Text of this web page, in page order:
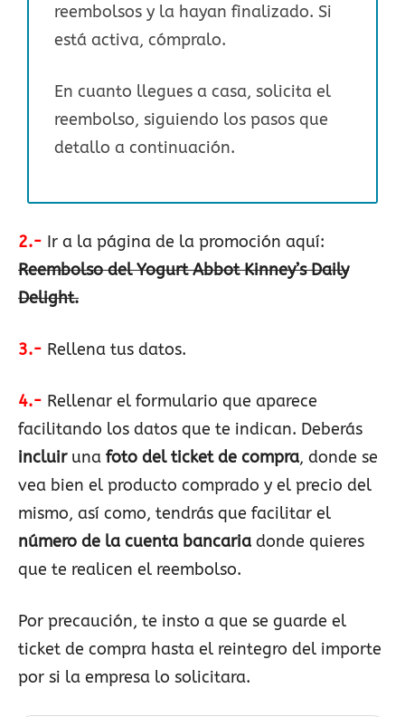
reembolsos y la hayan finalizado. Si
está activa, cómpralo.
En cuanto llegues a casa, solicita el
reembolso, siguiendo los pasos que
detallo a continuación.
2.- Ir a la página de la promoción aquí:
Reembolso del Yogurt Abbot Kinney’s Daily
Delight.
3.- Rellena tus datos.
4.- Rellenar el formulario que aparece
facilitando los datos que te indican. Deberás
incluiruna foto del ticket de compra, donde se
vea bien el producto comprado y el precio del
mismo, así como, tendrás que facilitar el
número de la cuenta bancaria donde quieres
que te realicen el reembolso.
Por precaución, te insto a que se guarde el
ticket de compra hasta el reintegro del importe
por si la empresa lo solicitara.